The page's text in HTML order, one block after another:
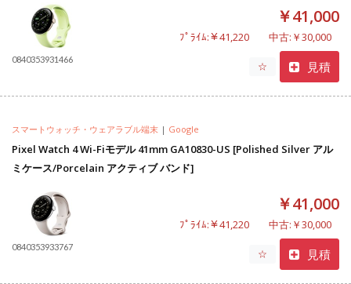
0840353931466
￥41,000
ﾌﾟﾗｲﾑ:￥41,220 中古:￥30,000
☆ 見積
スマートウォッチ・ウェアラブル端末 | Google
Pixel Watch 4 Wi-Fiモデル 41mm GA10830-US [Polished Silver アル
ミケース/Porcelain アクティブ バンド]
0840353933767
￥41,000
ﾌﾟﾗｲﾑ:￥41,220 中古:￥30,000
☆ 見積